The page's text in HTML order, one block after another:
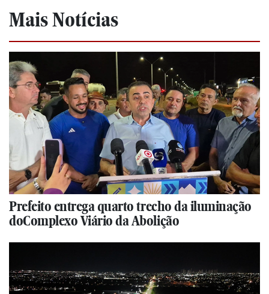
Mais Notícias
Prefeito entrega quarto trecho da iluminação
doComplexo Viário da Abolição